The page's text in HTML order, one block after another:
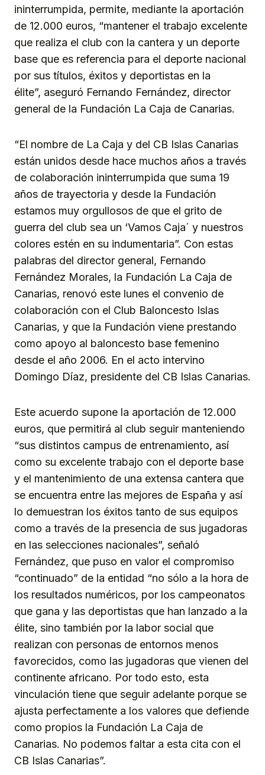
ininterrumpida, permite, mediante la aportación
de 12.000 euros, “mantener el trabajo excelente
que realiza el club con la cantera y un deporte
base que es referencia para el deporte nacional
por sus títulos, éxitos y deportistas en la
élite”, aseguró Fernando Fernández, director
general de la Fundación La Caja de Canarias.
“El nombre de La Caja y del CB Islas Canarias
están unidos desde hace muchos años a través
de colaboración ininterrumpida que suma 19
años de trayectoria y desde la Fundación
estamos muy orgullosos de que el grito de
guerra del club sea un ‘Vamos Caja´ y nuestros
colores estén en su indumentaria”. Con estas
palabras del director general, Fernando
Fernández Morales, la Fundación La Caja de
Canarias, renovó este lunes el convenio de
colaboración con el Club Baloncesto Islas
Canarias, y que la Fundación viene prestando
como apoyo al baloncesto base femenino
desde el año 2006. En el acto intervino
Domingo Díaz, presidente del CB Islas Canarias.
Este acuerdo supone la aportación de 12.000
euros, que permitirá al club seguir manteniendo
“sus distintos campus de entrenamiento, así
como su excelente trabajo con el deporte base
y el mantenimiento de una extensa cantera que
se encuentra entre las mejores de España y así
lo demuestran los éxitos tanto de sus equipos
como a través de la presencia de sus jugadoras
en las selecciones nacionales”, señaló
Fernández, que puso en valor el compromiso
“continuado” de la entidad “no sólo a la hora de
los resultados numéricos, por los campeonatos
que gana y las deportistas que han lanzado a la
élite, sino también por la labor social que
realizan con personas de entornos menos
favorecidos, como las jugadoras que vienen del
continente africano. Por todo esto, esta
vinculación tiene que seguir adelante porque se
ajusta perfectamente a los valores que defiende
como propios la Fundación La Caja de
Canarias. No podemos faltar a esta cita con el
CB Islas Canarias”.